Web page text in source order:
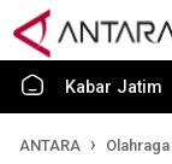
Kabar Jatim
ANTARA Olahraga